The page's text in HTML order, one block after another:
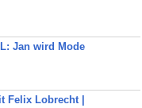
Jan wird Mode
Felix Lobrecht |